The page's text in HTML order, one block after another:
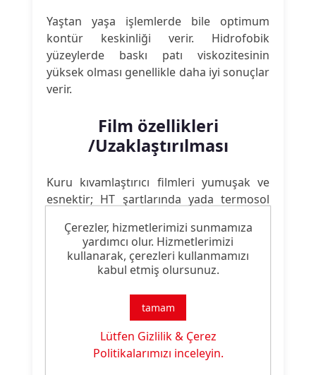
Yaştan yaşa işlemlerde bile optimum
kontür keskinliği verir. Hidrofobik
yüzeylerde baskı patı viskozitesinin
yüksek olması genellikle daha iyi sonuçlar
verir.
Film özellikleri
/Uzaklaştırılması
Kuru kıvamlaştırıcı filmleri yumuşak ve
esnektir; HT şartlarında yada termosol
kırılmaz ya da sıyrılmaz. Normal yıkama
işlemleri ile kolaylıkla uzaklaştırılabilir.
PRISULON DCA 90 hazırlanmış patın
viskozitesinde düşme olmaksızın
beklemesini sağlayacak koruyucu
Çerezler, hizmetlerimizi sunmamıza
yardımcı olur. Hizmetlerimizi
kullanarak, çerezleri kullanmamızı
kabul etmiş olursunuz.
tamam
Lütfen Gizlilik & Çerez
Politikalarımızı inceleyin.